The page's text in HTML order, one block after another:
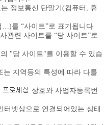
정보통신 단말기(컴퓨터, 휴
를 “사이트”로 표기됩니다
관련 사이트를 “당 사이트”로
"당 사이트"를 이용할 수 있습
지역등의 특성에 따라 다를
상호와 사업자등록번
넷상으로 연결되어있는 상태